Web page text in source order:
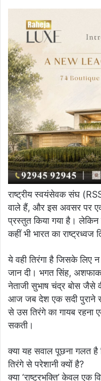
राष्ट्रीय स्वयंसेवक संघ
वाले हैं, और इस अवसर पर
प्रस्तुत किया गया है। लेकिन
कहीं भी भारत का राष्ट्रध्वज
ये वही तिरंगा है जिसके लिए
जान दी। भगत सिंह,
नेताजी सुभाष चंद्र बोस जैसे
आज जब देश एक सदी पुराने
से उस तिरंगे का गायब रहना
सकती।
क्या यह सवाल पूछना गलत है
तिरंगे से परेशानी क्यों है?
क्या ‘राष्ट्रभक्ति’ केवल एक